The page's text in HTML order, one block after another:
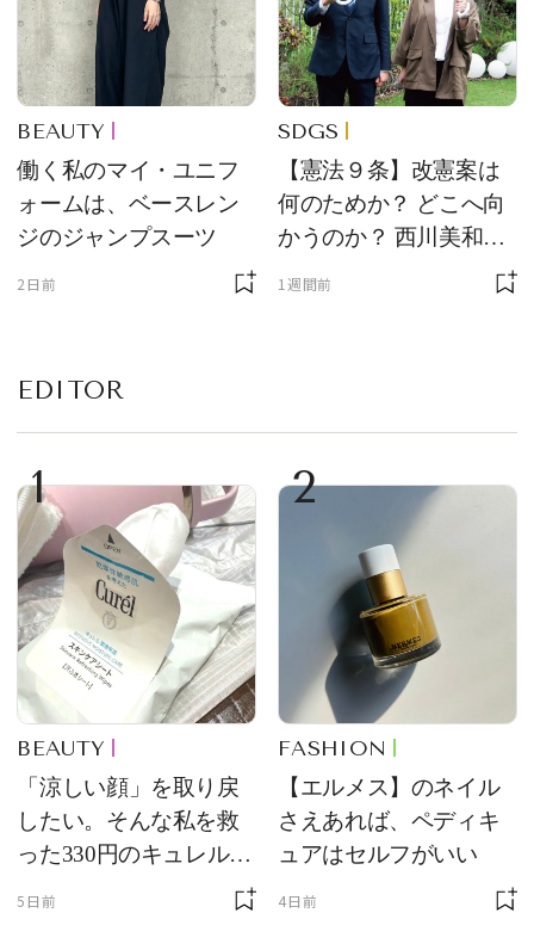
BEAUTY
働く私のマイ・ユニフ
ォームは、ベースレン
ジのジャンプスーツ
2日前
SDGS
【憲法９条】改憲案は
何のためか？ どこへ向
かうのか？ 西川美和さ
んと木村草太さんが読
1週間前
EDITOR
1
BEAUTY
「涼しい顔」を取り戻
したい。そんな私を救
った330円のキュレル名
5日前
2
FASHION
【エルメス】のネイル
さえあれば、ペディキ
ュアはセルフがいい
4日前